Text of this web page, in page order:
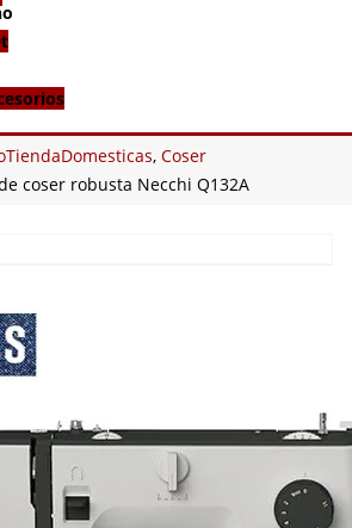
TiendaDomesticas, Coser
coser robusta Necchi Q132A